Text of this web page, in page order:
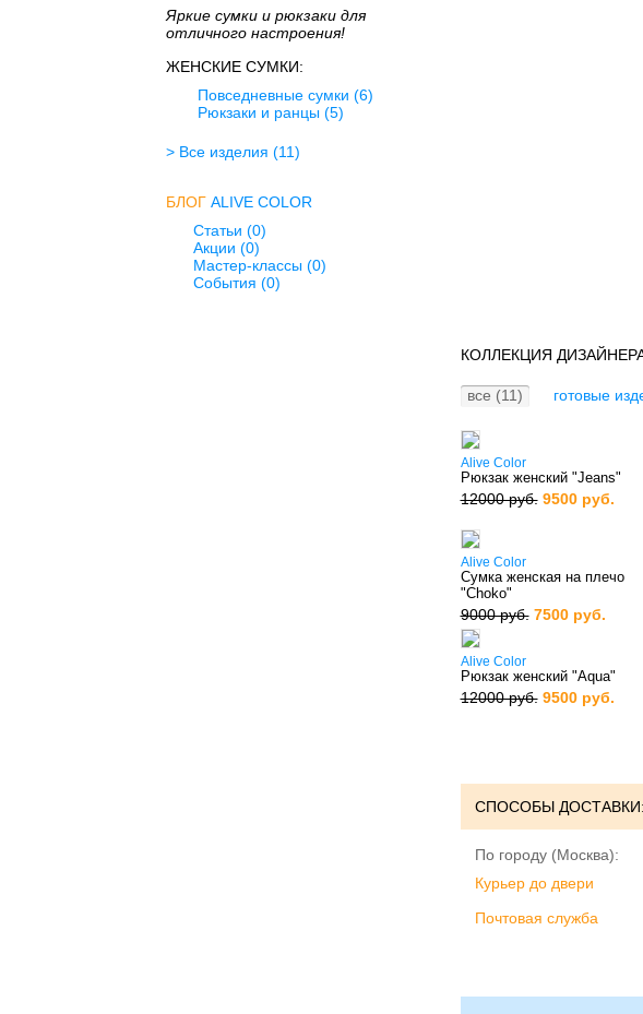
Яркие сумки и рюкзаки для
отличного настроения!
ЖЕНСКИЕ СУМКИ:
Повседневные сумки (6)
Рюкзаки и ранцы(5)
> Все изделия (11)
БЛОГ ALIVE COLOR
Статьи (0)
Акции (0)
Мастер-классы (0)
События (0)
КОЛЛЕКЦИЯ
все (11) готовые
Alive Color
Рюкзак женский "Jeans"
12000 руб. 9500 руб.
Alive Color
Сумка женская на плечо
"Choko"
9000 руб. 7500 руб.
Alive Color
Рюкзак женский "Aqua"
12000 руб. 9500 руб.
СПОСОБЫ ДОСТАВКИ:
По городу (Москва):
Курьер до двери
Почтовая служба